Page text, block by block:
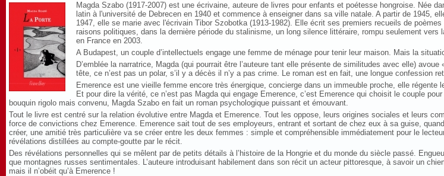
Magda Szabo (1917-2007) est une écrivaine, auteure de livres pour enfants et poétesse hongroise. Née
latin à l'université de Debrecen en 1940 et commence à enseigner dans sa ville natale. A partir de
1947, elle se marie avec l'écrivain Tibor Szobotka (1913-1982). Elle écrit ses premiers recueils de
raisons politiques, dans la dernière période du stalinisme, un long silence littéraire, rompu seulement
en France en 2003.
A Budapest, un couple d’intellectuels engage une femme de ménage pour tenir leur maison. Mais la
D’emblée la narratrice, Magda (qui pourrait être l’auteure tant elle présente de similitudes avec elle)
tête, ce n’est pas un polar, s’il y a décès il n’y a pas crime. Le roman est en fait, une longue confession
Emerence est une vieille femme encore très énergique, concierge dans un immeuble proche, elle
Et pour dire la vérité, ce n’est pas Magda qui engage Emerence, c’est Emerence qui choisit le couple
bouquin rigolo mais convenu, Magda Szabo en fait un roman psychologique puissant et émouvant.
Tout le livre est centré sur la relation évolutive entre Magda et Emerence. Tout les oppose, leurs origines sociales et leurs
force de convictions chez Emerence. Emerence sait tout de ses employeurs, entrant et sortant de chez eux à sa guise,
créer, une amitié très particulière va se créer entre les deux femmes : simple et compréhensible immédiatement pour le
révélations distillées au compte-goutte par le récit.
Des révélations personnelles qui se mêlent par de petits détails à l’histoire de la Hongrie et du monde du siècle passé.
que montagnes russes sentimentales. L’auteure introduisant habilement dans son récit un acteur pittoresque, à savoir un
mais il n’obéit qu’à Emerence !